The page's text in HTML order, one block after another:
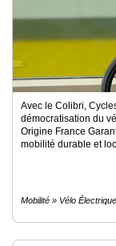
Avec le Colibri,
démocratisation du
Origine France
mobilité durable et
Mobilité » Vélo Électrique